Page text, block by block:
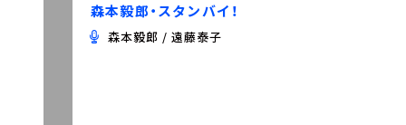
森本毅郎・スタンバイ！
森本毅郎 / 遠藤泰子